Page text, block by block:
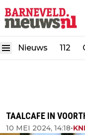
Nieuws 112
TAALCAFE IN
10 MEI 2024, 14:18•